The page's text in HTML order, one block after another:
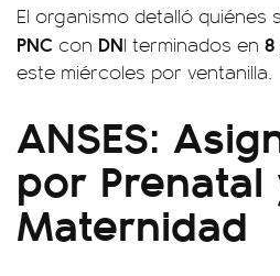
El organismo detalló quiénes
PNC con DNI terminados en 8
este miércoles por ventanilla.
ANSES:
por
Maternidad